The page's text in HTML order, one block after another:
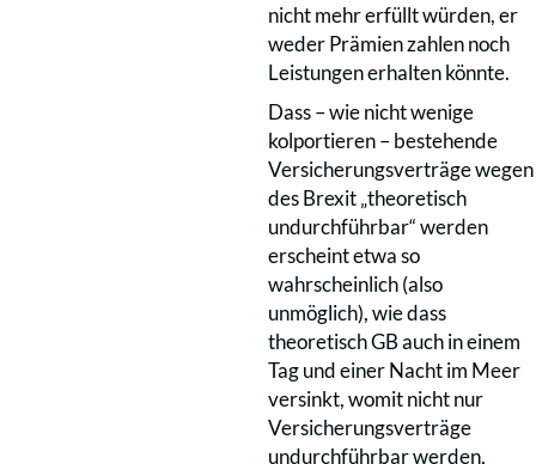
nicht mehr erfüllt würden, er
weder Prämien zahlen noch
Leistungen erhalten könnte.
Dass – wie nicht wenige
kolportieren – bestehende
Versicherungsverträge wegen
des Brexit „theoretisch
undurchführbar“ werden
erscheint etwa so
wahrscheinlich (also
unmöglich), wie dass
theoretisch GB auch in einem
Tag und einer Nacht im Meer
versinkt, womit nicht nur
Versicherungsverträge
undurchführbar werden,